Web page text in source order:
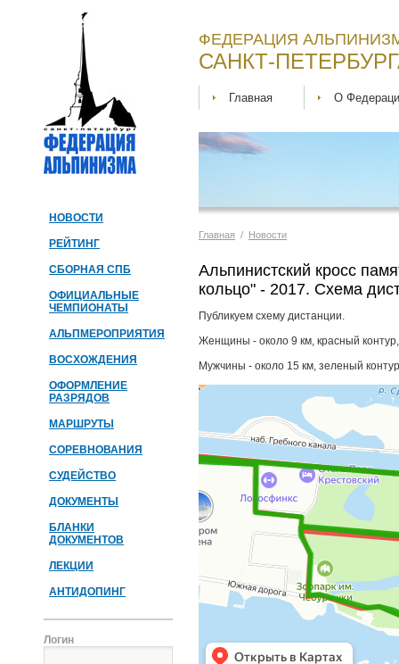
НОВОСТИ
РЕЙТИНГ
СБОРНАЯ СПБ
ОФИЦИАЛЬНЫЕ
ЧЕМПИОНАТЫ
АЛЬПМЕРОПРИЯТИЯ
ВОСХОЖДЕНИЯ
ОФОРМЛЕНИЕ
РАЗРЯДОВ
МАРШРУТЫ
СОРЕВНОВАНИЯ
СУДЕЙСТВО
ДОКУМЕНТЫ
БЛАНКИ
ДОКУМЕНТОВ
ЛЕКЦИИ
АНТИДОПИНГ
Логин
ФЕДЕРАЦИЯ
САНКТ-
Главная О
Главная / Новости
Альпинистский кросс
кольцо" - 2017. Схема
Публикуем схему дистанции.
Женщины - около 9 км, красный
Мужчины - около 15 км, зеленый